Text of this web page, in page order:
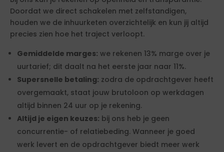
Doordat we direct schakelen met zelfstandigen,
houden we de inhuurketen overzichtelijk en kun jij altijd
precies zien hoe het traject verloopt.
Gemiddelde marges: we rekenen 13% marge over je
uurtarief; dit daalt na het eerste jaar naar 11%.
Supersnelle betaling: zodra de opdrachtgever heeft
overgemaakt, staat jouw brutoloon op werkdagen
altijd binnen 24 uur op je rekening.
Altijd je eigen keuzes: bij ons heb je geen
concurrentie- of relatiebeding. Wanneer je goed
werk levert en de opdrachtgever biedt meer werk